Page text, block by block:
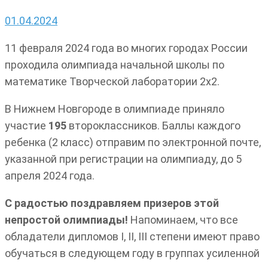
01.04.2024
11 февраля 2024 года во многих городах России
проходила олимпиада начальной школы по
математике Творческой лаборатории 2х2.
В Нижнем Новгороде в олимпиаде приняло
участие 195 второклассников. Баллы каждого
ребенка (2 класс) отправим по электронной почте,
указанной при регистрации на олимпиаду, до 5
апреля 2024 года.
С радостью поздравляем призеров этой
непростой олимпиады! Напоминаем, что все
обладатели дипломов I, II, III степени имеют право
обучаться в следующем году в группах усиленной